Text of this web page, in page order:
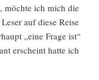
möchte ich mich die
auf diese Reise
„eine Frage ist“
erscheint hatte ich